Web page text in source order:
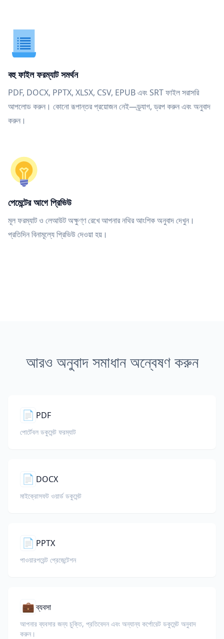
বহু ফাইল ফরম্যাট সমর্থন
PDF, DOCX, PPTX, XLSX, CSV, EPUB এবং SRT ফাইল সরাসরি
আপলোড করুন। কোনো রূপান্তর প্রয়োজন নেই—ড্র্যাগ, ড্রপ করুন এবং অনুবাদ
করুন।
পেমেন্টের আগে প্রিভিউ
মূল ফরম্যাট ও লেআউট অক্ষুণ্ণ রেখে আপনার নথির আংশিক অনুবাদ দেখুন।
প্রতিদিন বিনামূল্যে প্রিভিউ দেওয়া হয়।
আরও অনুবাদ সমাধান অন্বেষণ করুন
📄 PDF
পোর্টেবল ডকুমেন্ট ফরম্যাট
📄 DOCX
মাইক্রোসফট ওয়ার্ড ডকুমেন্ট
📄 PPTX
পাওয়ারপয়েন্ট প্রেজেন্টেশন
💼ব্যবসা
আপনার ব্যবসার জন্য চুক্তি, প্রতিবেদন এবং অন্যান্য কর্পোরেট ডকুমেন্ট অনুবাদ
করুন।